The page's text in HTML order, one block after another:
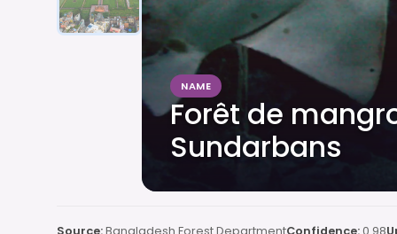
NAME
Forêt de
Sundarbans
Source:Bangladesh Forest DepartmentConfidence:0.98